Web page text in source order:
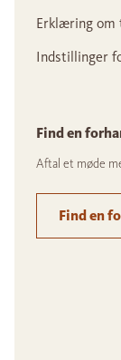
Erklæring om
Indstillinger
Find en
Aftal et møde
Find en